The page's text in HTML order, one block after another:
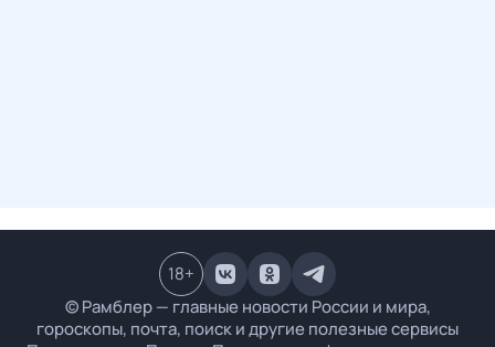
© Рамблер — главные новости России и мира,
гороскопы, почта, поиск и другие полезные сервисы
18+